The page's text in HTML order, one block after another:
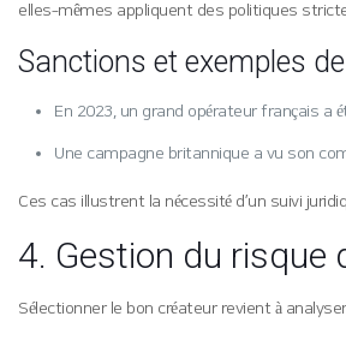
elles‑mêmes appliquent des politiques
Sanctions et exemples
En 2023, un grand opérateur français a
Une campagne britannique a vu son
Ces cas illustrent la nécessité d’un suivi
4. Gestion du risque
Sélectionner le bon créateur revient à